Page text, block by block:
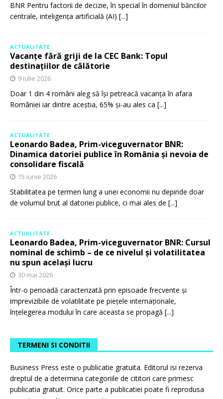
BNR Pentru factorii de decizie, în special în domeniul băncilor
centrale, inteligența artificială (AI) [...]
ACTUALITATE
Vacanțe fără griji de la CEC Bank: Topul
destinațiilor de călătorie
9 iulie 2026
Doar 1 din 4 români aleg să își petreacă vacanța în afara
României iar dintre aceștia, 65% și-au ales ca [...]
ACTUALITATE
Leonardo Badea, Prim-viceguvernator BNR:
Dinamica datoriei publice în România și nevoia de
consolidare fiscală
15 iunie 2026
Stabilitatea pe termen lung a unei economii nu depinde doar
de volumul brut al datoriei publice, ci mai ales de [...]
ACTUALITATE
Leonardo Badea, Prim-viceguvernator BNR: Cursul
nominal de schimb – de ce nivelul și volatilitatea
nu spun același lucru
30 mai 2026
Într-o perioadă caracterizată prin episoade frecvente și
imprevizibile de volatilitate pe piețele internaționale,
înțelegerea modului în care aceasta se propagă [...]
TERMENI SI CONDITII
Business Press este o publicatie gratuita. Editorul isi rezerva
dreptul de a determina categoriile de cititori care primesc
publicatia gratuit. Orice parte a publicatiei poate fi reprodusa